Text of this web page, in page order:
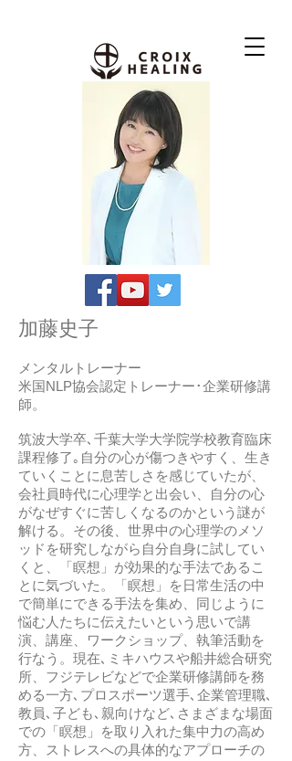
加藤史子
メンタルトレーナー
米国NLP協会認定トレーナー･企業研修講
師。
筑波大学卒､千葉大学大学院学校教育臨床
課程修了｡自分の心が傷つきやすく、生き
ていくことに息苦しさを感じていたが、
会社員時代に心理学と出会い、自分の心
がなぜすぐに苦しくなるのかという謎が
解ける。その後、世界中の心理学のメソ
ッドを研究しながら自分自身に試してい
くと、「瞑想」が効果的な手法であるこ
とに気づいた。「瞑想」を日常生活の中
で簡単にできる手法を集め、同じように
悩む人たちに伝えたいという思いで講
演、講座、ワークショップ、執筆活動を
行なう。現在､ミキハウスや船井総合研究
所、フジテレビなどで企業研修講師を務
める一方､プロスポーツ選手､企業管理職､
教員､子ども､親向けなど､さまざまな場面
での「瞑想」を取り入れた集中力の高め
方、ストレスへの具体的なアプローチの